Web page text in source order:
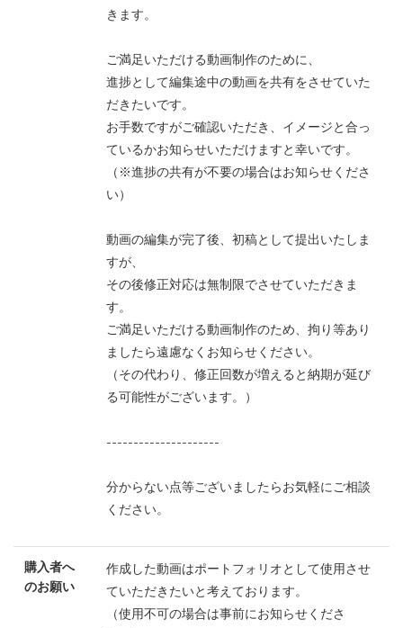
きます。
ご満足いただける動画制作のために、
進捗として編集途中の動画を共有をさせていた
だきたいです。
お手数ですがご確認いただき、イメージと合っ
ているかお知らせいただけますと幸いです。
（※進捗の共有が不要の場合はお知らせくださ
い）
動画の編集が完了後、初稿として提出いたしま
すが、
その後修正対応は無制限でさせていただきま
す。
ご満足いただける動画制作のため、拘り等あり
ましたら遠慮なくお知らせください。
（その代わり、修正回数が増えると納期が延び
る可能性がございます。）
---------------------
分からない点等ございましたらお気軽にご相談
ください。
購入者へ
のお願い
作成した動画はポートフォリオとして使用させ
ていただきたいと考えております。
（使用不可の場合は事前にお知らせくださ